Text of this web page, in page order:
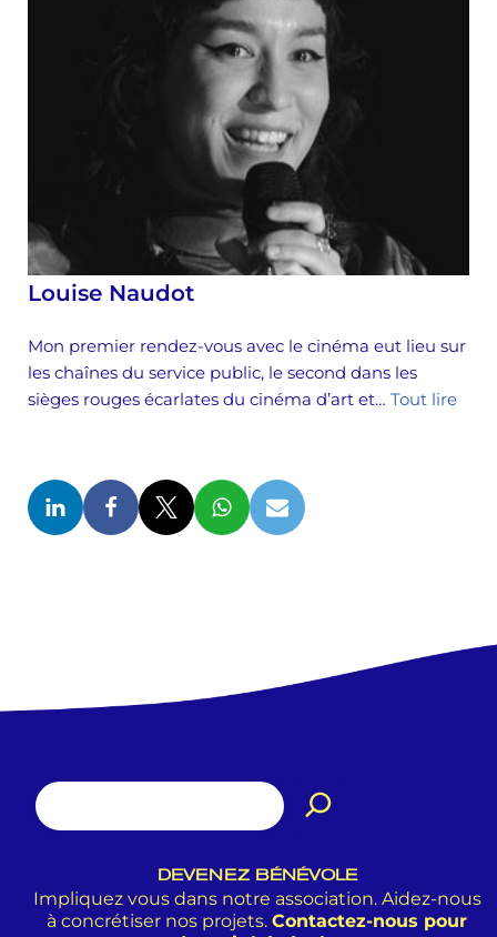
Louise Naudot
Mon premier rendez-vous avec le cinéma eut lieu sur
les chaînes du service public, le second dans les
sièges rouges écarlates du cinéma d’art et… Tout lire
DEVENEZ BÉNÉVOLE
Impliquez vous dans notre association. Aidez-nous
à concrétiser nos projets. Contactez-nous pour